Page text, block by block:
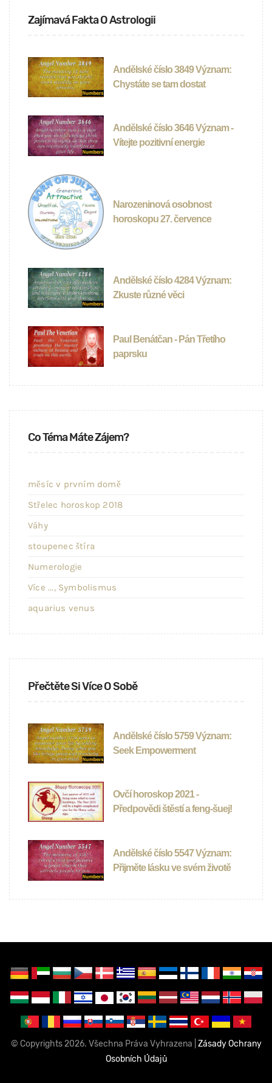
Zajímavá Fakta O Astrologii
Andělské číslo 3849 Význam:
Chystáte se tam dostat
Andělské číslo 3646 Význam -
Vítejte pozitivní energie
Narozeninová osobnost
horoskopu 27. července
Andělské číslo 4284 Význam:
Zkuste různé věci
Paul Benátčan - Pán Třetího
paprsku
Co Téma Máte Zájem?
měsíc v prvním domě
Střelec horoskop 2018
Váhy
stoupenec štíra
Numerologie
Více ..., Symbolismus
aquarius venus
Přečtěte Si Více O Sobě
Andělské číslo 5759 Význam:
Seek Empowerment
Ovčí horoskop 2021 -
Předpovědi štěstí a feng-šuej!
Andělské číslo 5547 Význam:
Přijměte lásku ve svém životě
© Copyrights 2026. Všechna Práva Vyhrazena | Zásady Ochrany
Osobních Údajů